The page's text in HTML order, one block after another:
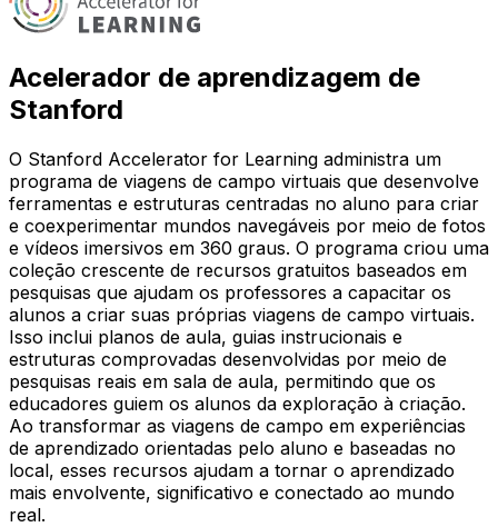
Acelerador de aprendizagem de
Stanford
O Stanford Accelerator for Learning administra um
programa de viagens de campo virtuais que desenvolve
ferramentas e estruturas centradas no aluno para criar
e coexperimentar mundos navegáveis por meio de fotos
e vídeos imersivos em 360 graus. O programa criou uma
coleção crescente de recursos gratuitos baseados em
pesquisas que ajudam os professores a capacitar os
alunos a criar suas próprias viagens de campo virtuais.
Isso inclui planos de aula, guias instrucionais e
estruturas comprovadas desenvolvidas por meio de
pesquisas reais em sala de aula, permitindo que os
educadores guiem os alunos da exploração à criação.
Ao transformar as viagens de campo em experiências
de aprendizado orientadas pelo aluno e baseadas no
local, esses recursos ajudam a tornar o aprendizado
mais envolvente, significativo e conectado ao mundo
real.